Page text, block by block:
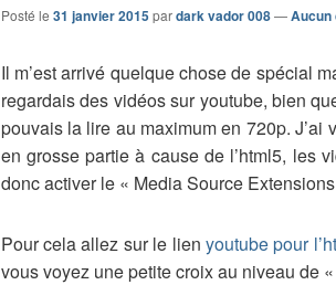
Posté le 31 janvier 2015pardark vador 008—Aucun
Il m’est arrivé quelque chose de spécial
regardais des vidéos sur youtube, bien
pouvais la lire au maximum en 720p. J’ai
en grosse partie à cause de l’html5, les
donc activer le « Media Source
Pour cela allez sur le lienyoutube pour
vous voyez une petite croix au niveau de